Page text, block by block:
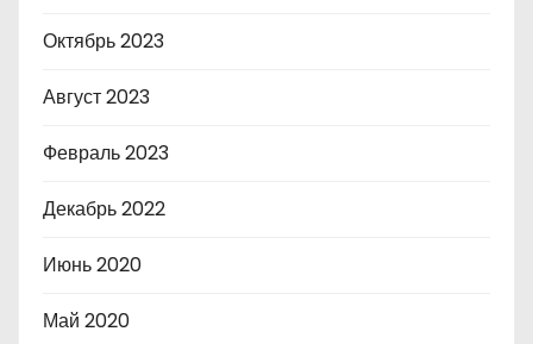
Октябрь 2023
Август 2023
Февраль 2023
Декабрь 2022
Июнь 2020
Май 2020